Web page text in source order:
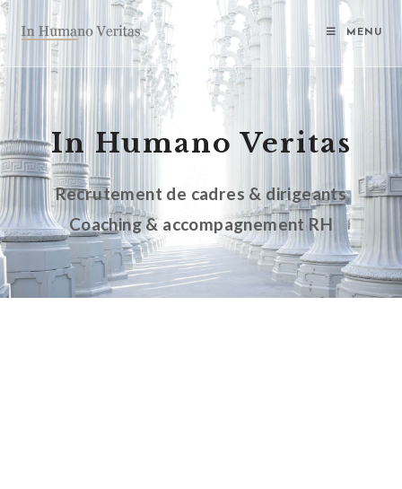
MENU
In Humano Veritas
Recrutement de cadres & dirigeants
Coaching & accompagnement RH